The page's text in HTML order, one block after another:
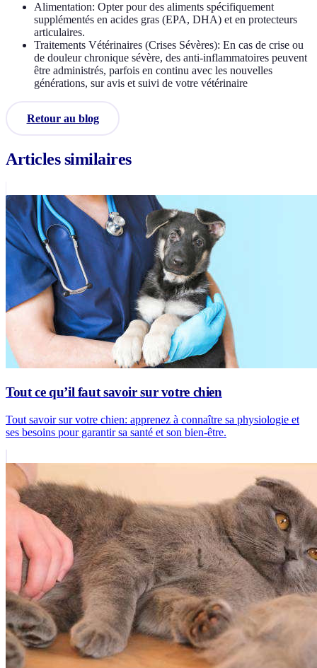
Alimentation: Opter pour des aliments spécifiquement
supplémentés en acides gras (EPA, DHA) et en protecteurs
articulaires.
Traitements Vétérinaires (Crises Sévères): En cas de crise ou
de douleur chronique sévère, des anti-inflammatoires peuvent
être administrés, parfois en continu avec les nouvelles
générations, sur avis et suivi de votre vétérinaire
Retour au blog
Articles similaires
Tout ce qu’il faut savoir sur votre chien
Tout savoir sur votre chien: apprenez à connaître sa physiologie et
ses besoins pour garantir sa santé et son bien-être.